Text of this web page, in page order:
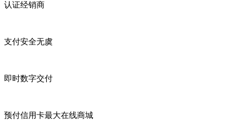
认证经销商
支付安全无虞
即时数字交付
预付信用卡最大在线商城